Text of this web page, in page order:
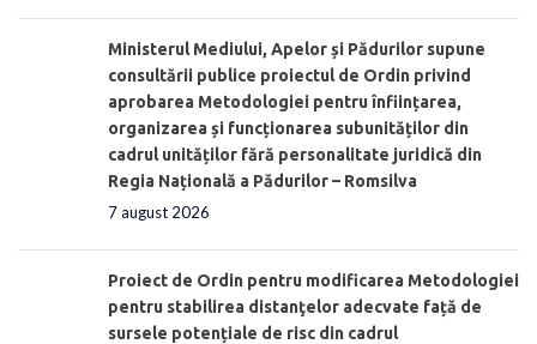
Ministerul Mediului, Apelor și Pădurilor supune
consultării publice proiectul de Ordin privind
aprobarea Metodologiei pentru înființarea,
organizarea și funcționarea subunităților din
cadrul unităților fără personalitate juridică din
Regia Națională a Pădurilor – Romsilva
7 august 2026
Proiect de Ordin pentru modificarea Metodologiei
pentru stabilirea distanţelor adecvate față de
sursele potențiale de risc din cadrul